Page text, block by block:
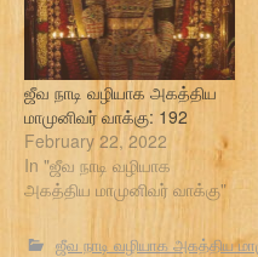
ஜீவ நாடி வழியாக அகத்திய
மாமுனிவர் வாக்கு: 192
February 22, 2022
In "ஜீவ நாடி வழியாக
அகத்திய மாமுனிவர் வாக்கு"
ஜீவ நாடி வழியாக அகத்திய